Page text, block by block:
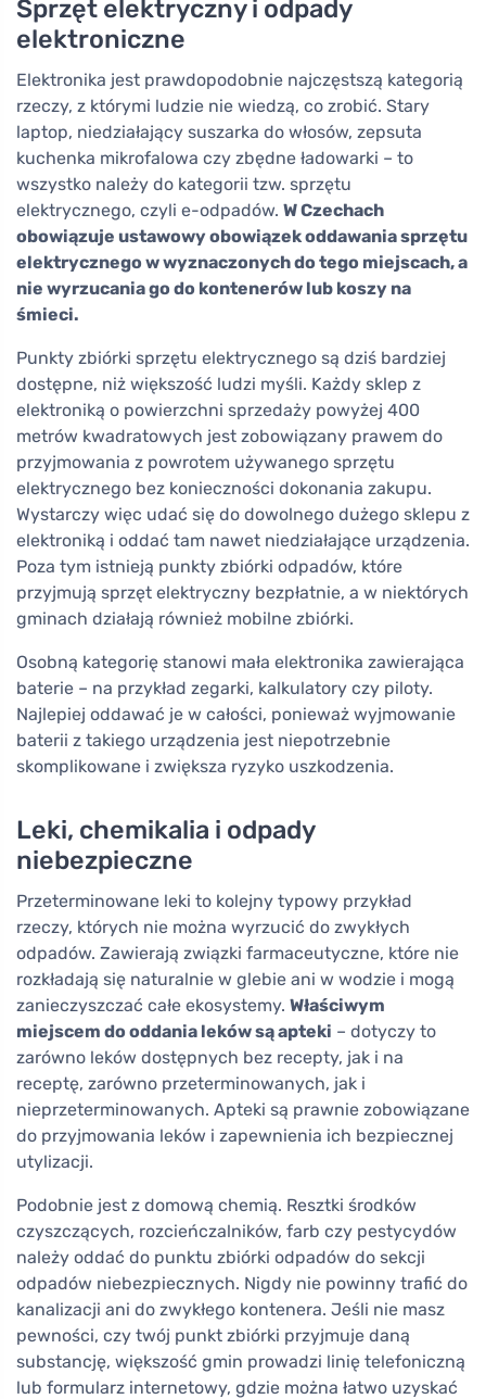
Sprzęt elektryczny i odpady
elektroniczne
Elektronika jest prawdopodobnie najczęstszą kategorią
rzeczy, z którymi ludzie nie wiedzą, co zrobić. Stary
laptop, niedziałający suszarka do włosów, zepsuta
kuchenka mikrofalowa czy zbędne ładowarki – to
wszystko należy do kategorii tzw. sprzętu
elektrycznego, czyli e-odpadów. W Czechach
obowiązuje ustawowy obowiązek oddawania sprzętu
elektrycznego w wyznaczonych do tego miejscach, a
nie wyrzucania go do kontenerów lub koszy na
śmieci.
Punkty zbiórki sprzętu elektrycznego są dziś bardziej
dostępne, niż większość ludzi myśli. Każdy sklep z
elektroniką o powierzchni sprzedaży powyżej 400
metrów kwadratowych jest zobowiązany prawem do
przyjmowania z powrotem używanego sprzętu
elektrycznego bez konieczności dokonania zakupu.
Wystarczy więc udać się do dowolnego dużego sklepu z
elektroniką i oddać tam nawet niedziałające urządzenia.
Poza tym istnieją punkty zbiórki odpadów, które
przyjmują sprzęt elektryczny bezpłatnie, a w niektórych
gminach działają również mobilne zbiórki.
Osobną kategorię stanowi mała elektronika zawierająca
baterie – na przykład zegarki, kalkulatory czy piloty.
Najlepiej oddawać je w całości, ponieważ wyjmowanie
baterii z takiego urządzenia jest niepotrzebnie
skomplikowane i zwiększa ryzyko uszkodzenia.
Leki, chemikalia i odpady
niebezpieczne
Przeterminowane leki to kolejny typowy przykład
rzeczy, których nie można wyrzucić do zwykłych
odpadów. Zawierają związki farmaceutyczne, które nie
rozkładają się naturalnie w glebie ani w wodzie i mogą
zanieczyszczać całe ekosystemy. Właściwym
miejscem do oddania leków są apteki – dotyczy to
zarówno leków dostępnych bez recepty, jak i na
receptę, zarówno przeterminowanych, jak i
nieprzeterminowanych. Apteki są prawnie zobowiązane
do przyjmowania leków i zapewnienia ich bezpiecznej
utylizacji.
Podobnie jest z domową chemią. Resztki środków
czyszczących, rozcieńczalników, farb czy pestycydów
należy oddać do punktu zbiórki odpadów do sekcji
odpadów niebezpiecznych. Nigdy nie powinny trafić do
kanalizacji ani do zwykłego kontenera. Jeśli nie masz
pewności, czy twój punkt zbiórki przyjmuje daną
substancję, większość gmin prowadzi linię telefoniczną
lub formularz internetowy, gdzie można łatwo uzyskać